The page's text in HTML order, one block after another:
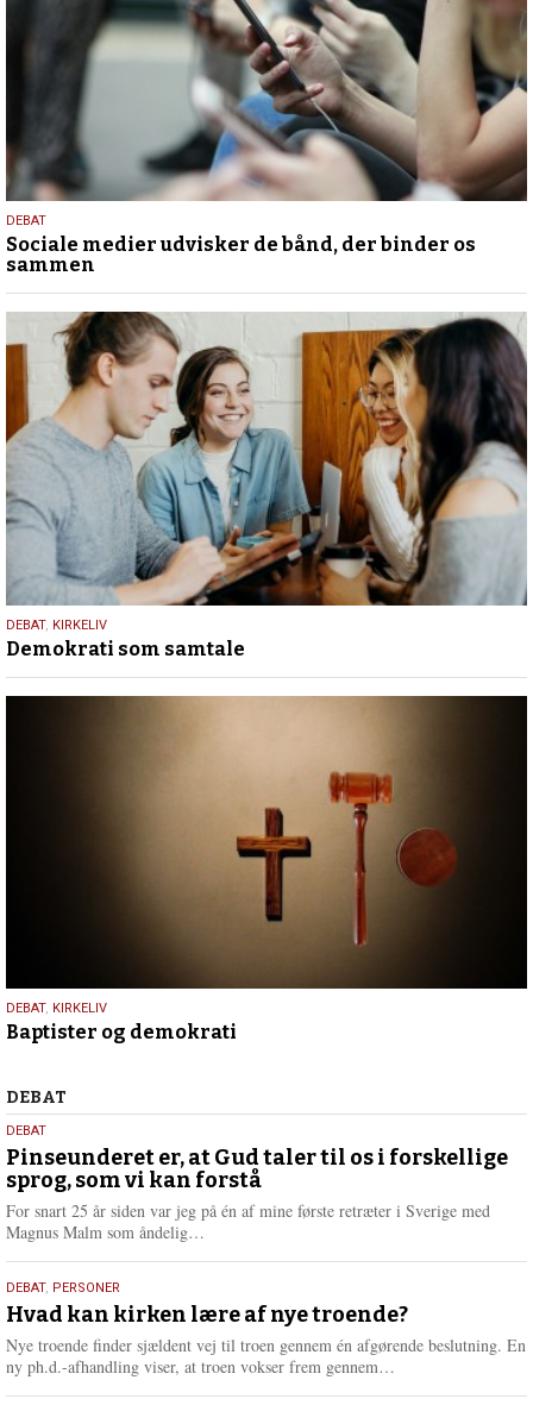
18.
maj
2026
DEBAT
Sociale medier udvisker de bånd, der binder os
sammen
18.
maj
2026
DEBAT, KIRKELIV
Demokrati som samtale
18.
maj
DEBAT, KIRKELIV
Baptister og demokrati
Debat
DEBAT
5.
august
2026
DEBAT
Pinseunderet er, at Gud taler til os i forskellige
sprog, som vi kan forstå
For snart 25 år siden var jeg på én af mine første retræter i Sverige med
Magnus Malm som åndelig…
e
r
e
25.
juli
2026
DEBAT, PERSONER
Hvad kan kirken lære af nye troende?
Nye troende finder sjældent vej til troen gennem én afgørende beslutning. En
ny ph.d.-afhandling viser, at troen vokser frem gennem…